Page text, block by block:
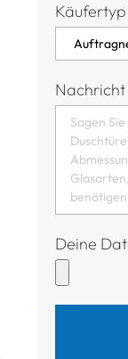
Käufertyp
Nachricht
Deine